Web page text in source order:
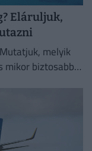
Eláruljuk,
melyik
mikor biztosabb a